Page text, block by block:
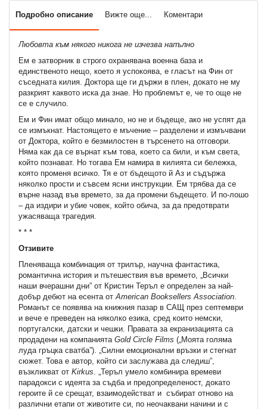
Подробно описание Вижте още... Коментари
Любовта към някого никога не изчезва напълно
Ем е затворник в строго охранявана военна база и
единственото нещо, което я успокоява, е гласът на Фин от
съседната килия. Доктора ще ги държи в плен, докато не му
разкрият каквото иска да знае. Но проблемът е, че то още не
се е случило.
Ем и Фин имат общо минало, но не и бъдеще, ако не успят да
се измъкнат. Настоящето е мъчение – разделени и измъчвани
от Доктора, който е безмилостен в търсенето на отговори.
Няма как да се върнат към това, което са били, и към света,
който познават. Но тогава Ем намира в килията си бележка,
която променя всичко. Тя е от бъдещото й Аз и съдържа
няколко прости и съвсем ясни инструкции. Ем трябва да се
върне назад във времето, за да промени бъдещето. И по-лошо
– да издири и убие човек, който обича, за да предотврати
ужасяваща трагедия.
* * *
Отзивите
Пленяваща комбинация от трилър, научна фантастика,
романтична история и пътешествия във времето, „Всички
наши вчерашни дни” от Кристин Теръл е определен за най-
добър дебют на есента от American Booksellers Association
Романът се появява на книжния пазар в САЩ през септември
и вече е преведен на няколко езика, сред които немски,
португалски, датски и чешки. Правата за екранизацията са
продадени на компанията Gold Circle Films („Моята голяма
луда гръцка сватба”). „Силни емоционални връзки и стегнат
сюжет. Това е автор, който си заслужава да следиш”,
възкликват от Kirkus . „Теръл умело комбинира времеви
парадокси с идеята за съдба и предопределеност, докато
героите й се срещат, взаимодействат и събират отново на
различни етапи от животите си, по неочаквани начини и с